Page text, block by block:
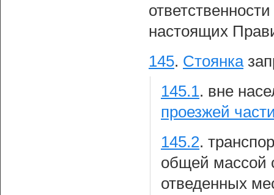
настоящих
145. Стоянка
145.1. вне
проезжей
145.2.
общей массой
отведенных